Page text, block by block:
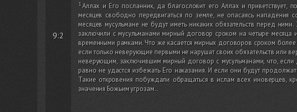
9:2
Аллах и Его посланник, да благословит его Аллах и
месяцев свободно передвигаться по земле, не опасаясь
месяцев мусульмане не будут иметь никаких обязательств перед
заключили с мусульманами мирный договор сроком на четыре
временными рамками. Что же касается мирных договоров сроком
если только неверующие первыми не нарушат своих обязательств
неверующим, заключившим мирный договор с мусульманами, что,
равно не удастся избежать Его наказания. И если они будут
Такие откровения побуждали обращаться в ислам всех иноверцев,
значения Божьим угрозам..